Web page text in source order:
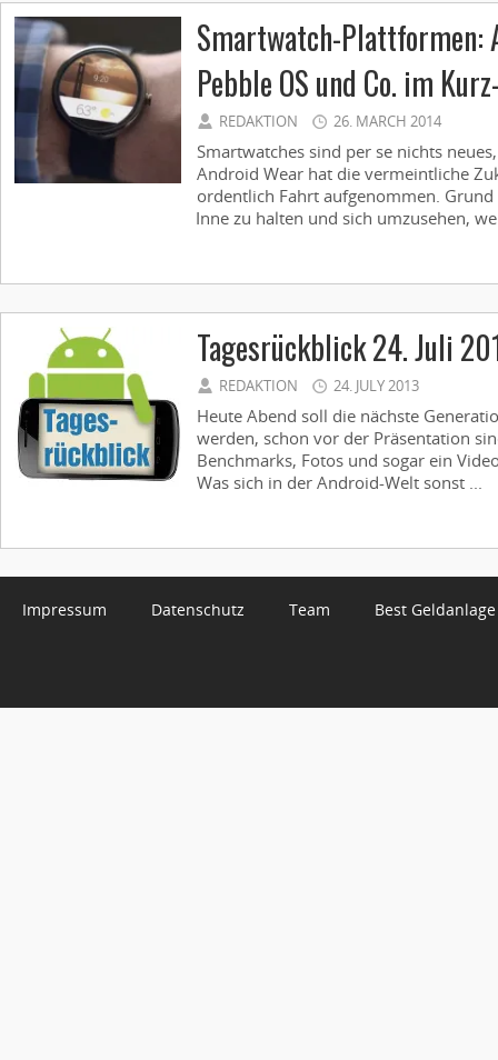
Smartwatch-Plattformen:
Pebble OS und Co. im
REDAKTION 26. MARCH 2014
Smartwatches sind per se nichts
Android Wear hat die vermeintliche
ordentlich Fahrt aufgenommen.
Inne zu halten und sich umzusehen,
Tagesrückblick 24. Juli
REDAKTION 24. JULY 2013
Heute Abend soll die nächste
werden, schon vor der Präsentation
Benchmarks, Fotos und sogar ein
Was sich in der Android-Welt sonst ...
Impressum Datenschutz Team Best Geldanlage